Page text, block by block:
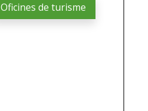
Oficines de turisme